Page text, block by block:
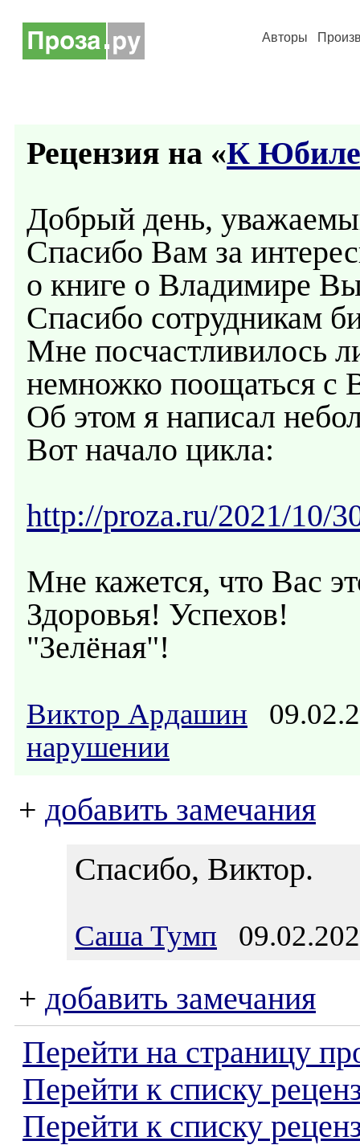
Авторы
Рецензия на «К
Добрый день,
Спасибо Вам за
о книге о Владимире
Спасибо сотрудникам
Мне посчастливилось
немножко поощаться с
Об этом я написал
Вот начало цикла:
http://proza.ru/2021/10/
Мне кажется, что Вас
Здоровья! Успехов!
"Зелёная"!
Виктор Ардашин
нарушении
+ добавить замечания
Спасибо, Виктор.
Саша Тумп
+ добавить замечания
Перейти на страницу
Перейти к списку
Перейти к списку